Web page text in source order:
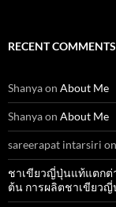
RECENT COMMENTS
Shanyaon About Me
Shanyaon About Me
sareerapat intarsiri on
ชาเขียวญี่ปุ่นแท้แตกต่
ต้น การผลิตชาเขียวญี่